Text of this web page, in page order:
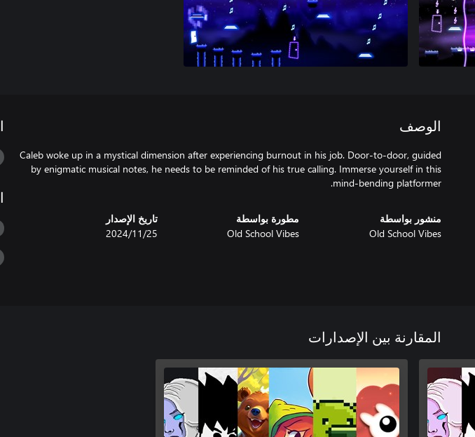
الوصف
Caleb woke up in a mystical dimension after experiencing burnout in his job. Door-to-door, guided
by enigmatic musical notes, he needs to be reminded of his true calling. Immerse yourself in this
mind-bending platformer.
منشور بواسطة
Old School Vibes
مطورة بواسطة
Old School Vibes
تاريخ الإصدار
25‏/11‏/2024
المقارنة بين الإصدارات